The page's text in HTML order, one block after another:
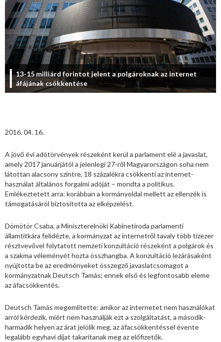
13-15 milliárd forintot jelent a polgároknak az internet
áfájának csökkentése
2016. 04. 16.
A jövő évi adótörvények részeként kerül a parlament elé a javaslat,
amely 2017 januárjától a jelenlegi 27-ről Magyarországon soha nem
látottan alacsony szintre, 18 százalékra csökkenti az internet-
használat általános forgalmi adóját – mondta a politikus.
Emlékeztetett arra: korábban a kormányoldal mellett az ellenzék is
támogatásáról biztosította az elképzelést.
Dömötör Csaba, a Miniszterelnöki Kabinetiroda parlamenti
államtitkára felidézte, a kormányzat az internetről tavaly több tízezer
résztvevővel folytatott nemzeti konzultáció részeként a polgárok és
a szakma véleményét hozta összhangba. A konzultáció lezárásaként
nyújtotta be az eredményeket összegző javaslatcsomagot a
kormányzatnak Deutsch Tamás; ennek első és legfontosabb eleme
az áfacsökkentés.
Deutsch Tamás megemlítette: amikor az internetet nem használókat
arról kérdezik, miért nem használják ezt a szolgáltatást, a második-
harmadik helyen az árat jelölik meg, az áfacsökkentéssel évente
legalább egyhavi díjat takarítanak meg az előfizetők.